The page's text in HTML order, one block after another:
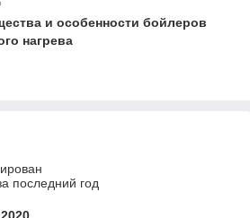
и особенности бойлеров
нагрева
последний год